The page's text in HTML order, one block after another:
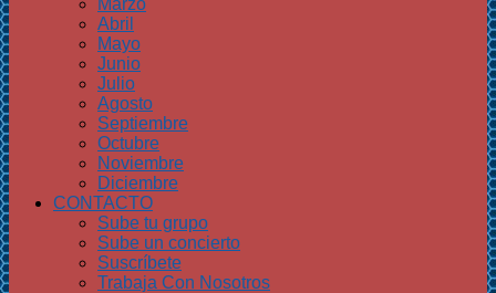
Marzo
Abril
Mayo
Junio
Julio
Agosto
Septiembre
Octubre
Noviembre
Diciembre
CONTACTO
Sube tu grupo
Sube un concierto
Suscríbete
Trabaja Con Nosotros